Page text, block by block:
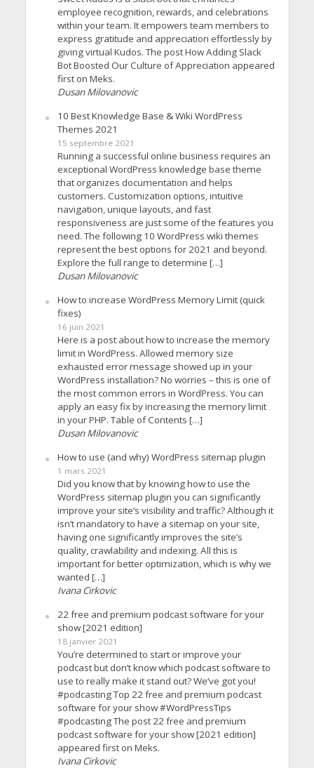
employee recognition, rewards, and celebrations
within your team. It empowers team members to
express gratitude and appreciation effortlessly by
giving virtual Kudos. The post How Adding Slack
Bot Boosted Our Culture of Appreciation appeared
first on Meks.
Dusan Milovanovic
10 Best Knowledge Base & Wiki WordPress
Themes 2021
15 septembre 2021
Running a successful online business requires an
exceptional WordPress knowledge base theme
that organizes documentation and helps
customers. Customization options, intuitive
navigation, unique layouts, and fast
responsiveness are just some of the features you
need. The following 10 WordPress wiki themes
represent the best options for 2021 and beyond.
Explore the full range to determine […]
Dusan Milovanovic
How to increase WordPress Memory Limit (quick
fixes)
16 juin 2021
Here is a post about how to increase the memory
limit in WordPress. Allowed memory size
exhausted error message showed up in your
WordPress installation? No worries – this is one of
the most common errors in WordPress. You can
apply an easy fix by increasing the memory limit
in your PHP. Table of Contents […]
Dusan Milovanovic
How to use (and why) WordPress sitemap plugin
1 mars 2021
Did you know that by knowing how to use the
WordPress sitemap plugin you can significantly
improve your site’s visibility and traffic? Although it
isn’t mandatory to have a sitemap on your site,
having one significantly improves the site’s
quality, crawlability and indexing. All this is
important for better optimization, which is why we
wanted […]
Ivana Cirkovic
22 free and premium podcast software for your
show [2021 edition]
18 janvier 2021
You’re determined to start or improve your
podcast but don’t know which podcast software to
use to really make it stand out? We’ve got you!
#podcasting Top 22 free and premium podcast
software for your show #WordPressTips
#podcasting The post 22 free and premium
podcast software for your show [2021 edition]
appeared first on Meks.
Ivana Cirkovic